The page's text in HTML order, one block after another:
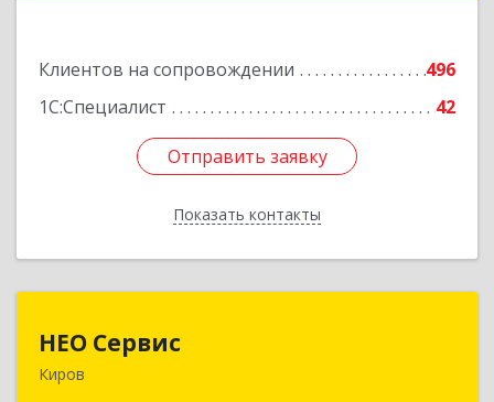
Клиентов на сопровождении
496
1С:Специалист
42
Отправить заявку
Показать контакты
Отправить заявку
Назад
НЕО Сервис
Киров610045, Кировская обл, Киров г, Ульяновская